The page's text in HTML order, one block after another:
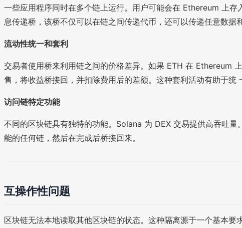
一些应用程序同时在多个链上运行。用户可能会在 Ethereum 上
息传递桥，该桥不仅可以在链之间传递代币，还可以传递任意数据
流动性统一和套利
交易者使用桥来利用链之间的价格差异。如果 ETH 在 Ethereum
售，将收益桥接回，并扣除费用后的差额。这种套利活动有助于统
访问链特定功能
不同的区块链具有独特的功能。Solana 为 DEX 交易提供高吞吐
能的任何链，然后在完成后桥接回来。
互操作性问题
区块链无法本地读取其他区块链的状态。这种隔离源于一个基本